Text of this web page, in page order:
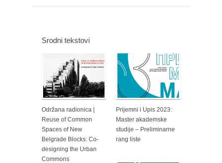
Srodni tekstovi
Održana radionica |
Reuse of Common
Spaces of New
Belgrade Blocks: Co-
designing the Urban
Commons
Prijemni i Upis 2023:
Master akademske
studije – Preliminarne
rang liste